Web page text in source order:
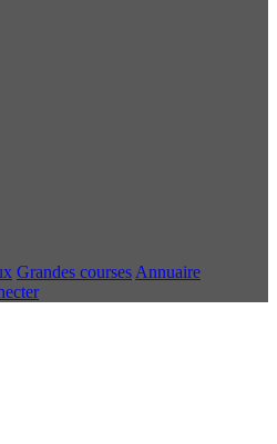
Grandes courses Annuaire